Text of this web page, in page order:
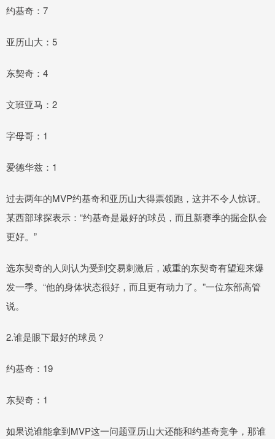
约基奇：7
亚历山大：5
东契奇：4
文班亚马：2
字母哥：1
爱德华兹：1
过去两年的MVP约基奇和亚历山大得票领跑，这并不令人惊讶。
某西部球探表示：“约基奇是最好的球员，而且新赛季的掘金队会
更好。”
选东契奇的人则认为受到交易刺激后，减重的东契奇有望迎来爆
发一季。“他的身体状态很好，而且更有动力了。”一位东部高管
说。
2.谁是眼下最好的球员？
约基奇：19
东契奇：1
如果说谁能拿到MVP这一问题亚历山大还能和约基奇竞争，那谁